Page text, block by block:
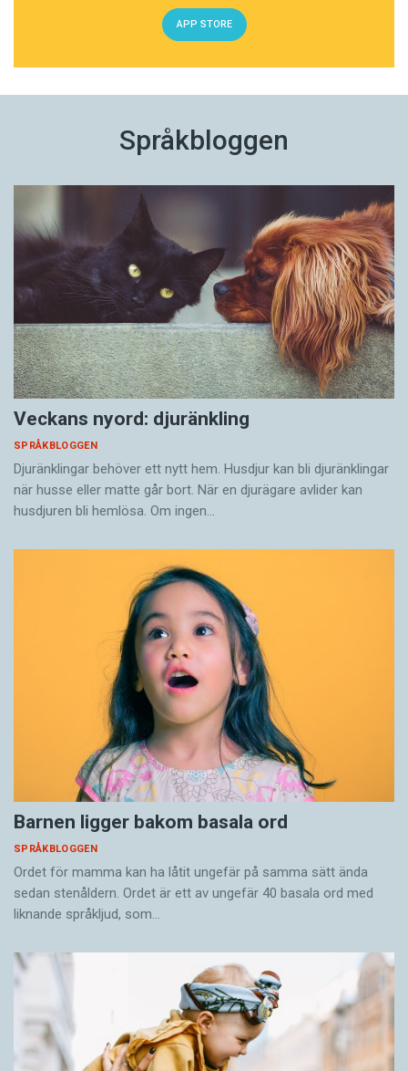
APP STORE
Språkbloggen
Veckans nyord: djuränkling
SPRÅKBLOGGEN
Djuränklingar behöver ett nytt hem. Husdjur kan bli djuränklingar
när husse eller matte går bort. När en djurägare avlider kan
husdjuren bli hemlösa. Om ingen…
Barnen ligger bakom basala ord
SPRÅKBLOGGEN
Ordet för mamma kan ha låtit ungefär på samma sätt ända
sedan stenåldern. Ordet är ett av ungefär 40 basala ord med
liknande språkljud, som…